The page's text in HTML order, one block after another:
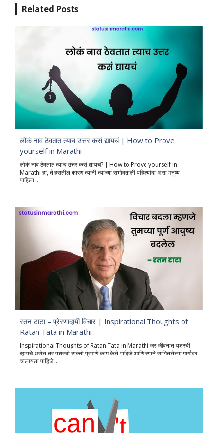
Related Posts
लोकं नाव ठेवतात त्याच उत्तर कसं द्यायचं | How to Prove
yourself in Marathi
लोकं नाव ठेवतात त्याच उत्तर कसं द्यायचं? | How to Prove yourself in
Marathi हां, ते हसतील कारण त्यांनी त्यांच्या सभोवताली पहिल्यांदा असा मनुष्य
पाहिला...
रतन टाटा – प्रेरणादायी विचार | Inspirational Thoughts of
Ratan Tata in Marathi
Inspirational Thoughts of Ratan Tata in Marathi जर जीवनात यशस्वी
व्हायचे असेल तर यशस्वी व्यक्ती प्रमाणे काम केले पाहिजे आणि त्याने सांगितलेल्या मार्गावर
चालायला पाहिजे....